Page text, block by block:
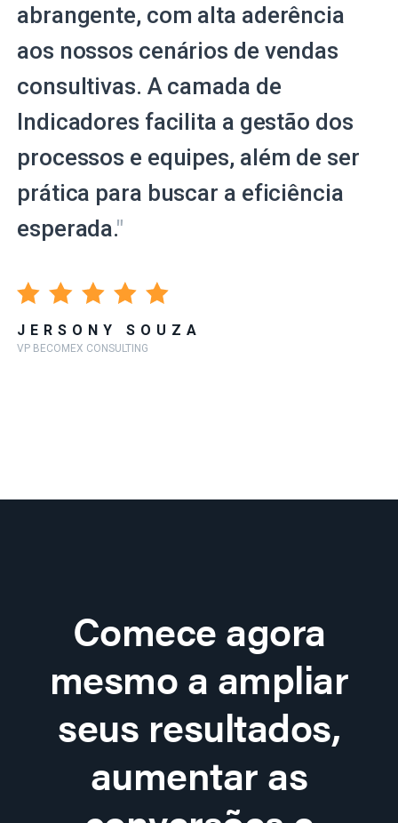
abrangente, com alta aderência
aos nossos cenários de vendas
consultivas. A camada de
Indicadores facilita a gestão dos
processos e equipes, além de ser
prática para buscar a eficiência
esperada."
JERSONY SOUZA
VP BECOMEX CONSULTING
Comece agora
mesmo a ampliar
seus resultados,
aumentar as